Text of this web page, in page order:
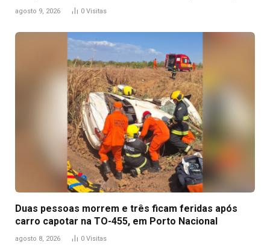
agosto 9, 2026 0 Visitas
Duas pessoas morrem e três ficam feridas após
carro capotar na TO-455, em Porto Nacional
agosto 8, 2026 0 Visitas